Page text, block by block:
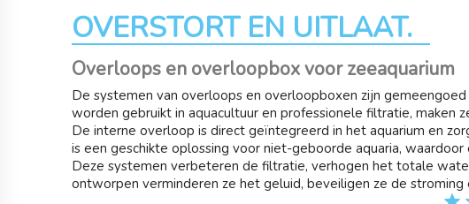
OVERSTORT EN UITLAAT.
Overloops en overloopbox voor zeeaquarium
De systemen van overloops en overloopboxen zijn
worden gebruikt in aquacultuur en professionele filtratie, maken
De interne overloop is direct geïntegreerd in het aquarium en
is een geschikte oplossing voor niet-geboorde aquaria,
Deze systemen verbeteren de filtratie, verhogen het totale
ontworpen verminderen ze het geluid, beveiligen ze de